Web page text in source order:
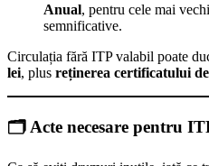
Anual, pentru cele mai
semnificative.
Circulația fără ITP valabil poate
lei, plus reținerea certificatului
🗂️ Acte necesare pentru